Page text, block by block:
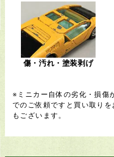
傷・汚れ・塗装剥げ
※ミニカー自体の劣化・損傷
でのご依頼ですと買い取り
もございます。